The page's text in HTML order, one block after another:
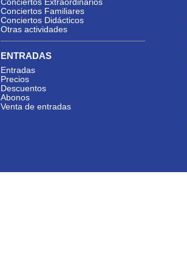
Conciertos Extraordinarios
Conciertos Familiares
Conciertos Didácticos
Otras actividades
ENTRADAS
Entradas
Precios
Descuentos
Abonos
Venta de entradas